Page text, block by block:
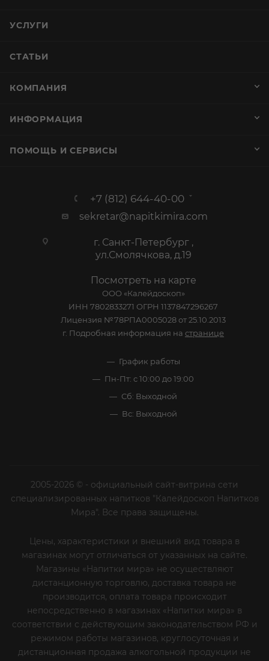
УСЛУГИ
СТАТЬИ
КОМПАНИЯ
ИНФОРМАЦИЯ
ПОМОЩЬ И СЕРВИСЫ
+7 (812) 644-40-00
sekretar@napitkimira.com
г. Санкт-Петербург ,
ул.Смолячкова, д.19
Посмотреть на карте
ООО «Калейдоскоп»
ИНН 7802833271 ОГРН 1137847296267
Лицензия №78РПА0005028 от 25.10.2013
г. Подробная информация на странице
График работы
Пн-Пт: с 10:00 до 19:00
Сб: Выходной
Вс: Выходной
2005-2026 © - официальный сайт-витрина сети
специализированных напитков "Калейдоскоп Напитков
Мира". Все права защищены.
Цены, характеристики и внешний вид товара в
магазинах могут отличаться от указанных на сайте.
Магазины «Напитки мира» не осуществляют
дистанционную торговлю, доставка товара не
производится, оплата товара происходит
непосредственно в магазинах «Напитки мира» в
соответствии с действующим законодательством РФ и
режимом работы магазинов, круглосуточная и
дистанционная продажа алкогольной продукции не